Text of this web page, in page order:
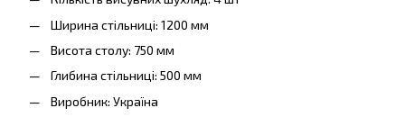
Ширина стільниці: 1200 мм
Висота столу: 750 мм
Глибина стільниці: 500 мм
Виробник: Україна